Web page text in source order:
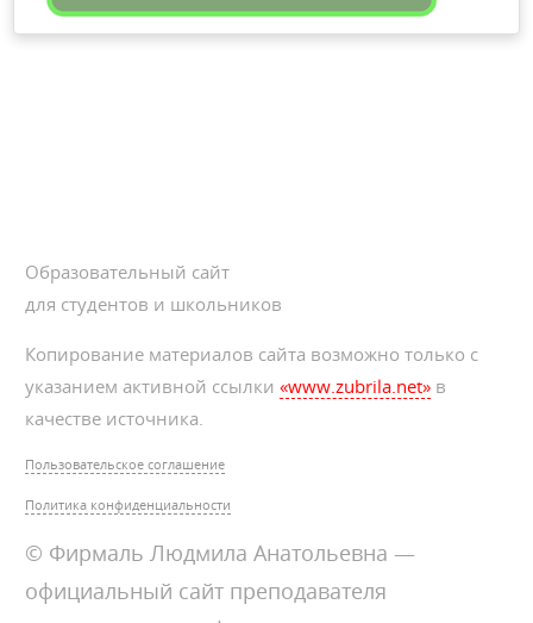
Образовательный сайт
для студентов и школьников
Копирование материалов сайта возможно только с
указанием активной ссылки«www.zubrila.net» в
качестве источника.
Пользовательское соглашение
Политика конфиденциальности
© Фирмаль Людмила Анатольевна —
официальный сайт преподавателя